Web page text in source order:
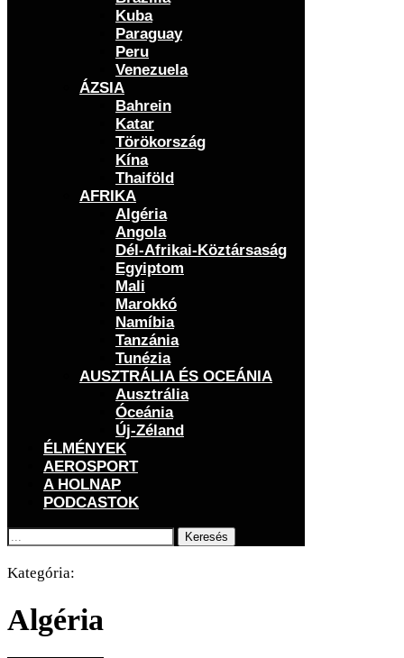
Kuba
Paraguay
Peru
Venezuela
ÁZSIA
Bahrein
Katar
Törökország
Kína
Thaiföld
AFRIKA
Algéria
Angola
Dél-Afrikai-Köztársaság
Egyiptom
Mali
Marokkó
Namíbia
Tanzánia
Tunézia
AUSZTRÁLIA ÉS OCEÁNIA
Ausztrália
Óceánia
Új-Zéland
ÉLMÉNYEK
AEROSPORT
A HOLNAP
PODCASTOK
Keresés
Kategória:
Algéria